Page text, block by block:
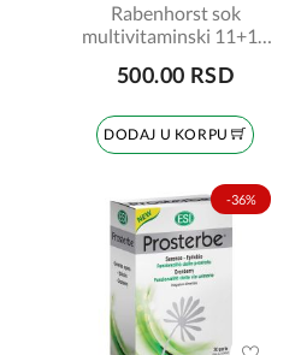
Rabenhorst sok
multivitaminski 11+11
500.00 RSD
DODAJ U KORPU
-36%